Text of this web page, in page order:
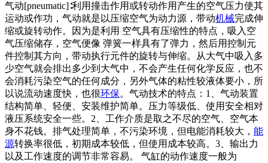
气动[pneumatic]∶利用撞击作用或转动作用产生的空气压力使其
运动或作功，气动就是以压缩空气为动力源，带动机械完成伸
缩或旋转动作。因为是利用 空气具有压缩性的特点，吸入空
气压缩储存，空气便像 弹簧一样具有了弹力，然后用控制元
件控制其方向，带动执行元件的旋转与伸缩。从大气中吸入多
少空气就会排出多少到大气中，不会产生任何化学反应，也不
会消耗污染空气的任何成分，另外气体的粘性较液体要小，所
以说流动速度快，也很环保。气动技术的特点：1、气动装置
结构简单、轻便、安装维护简单。压力等级低、使用安全相对
液压系统安全一些。2、工作介质是取之不尽的空气、空气本
身不花钱。排气处理简单，不污染环境，但电能消耗较大， 能
源转换率很低，初期成本较低，但使用成本较高。3、输出力
以及工作速度的调节非常容易。 气缸的动作速度一般为